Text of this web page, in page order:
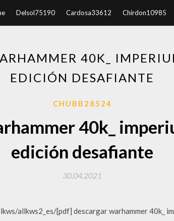
Delsol75190 Cardosa33612 Chirdon10985
40K_
EDICIÓN DESAFIANTE
CHUBB28524
40k_
edición desafiante
30.04.2021
allkws2_es/[pdf] descargar warhammer 40k_